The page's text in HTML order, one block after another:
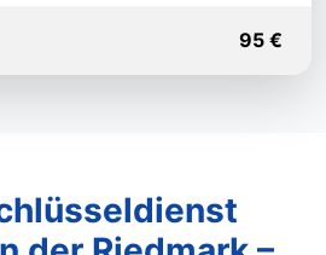
95 €